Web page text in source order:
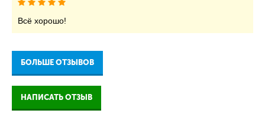
Всё хорошо!
БОЛЬШЕ ОТЗЫВОВ
НАПИСАТЬ ОТЗЫВ